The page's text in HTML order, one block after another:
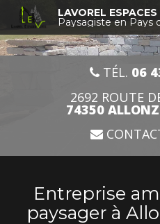
contenu
principal
LAVOREL ESPACES
Paysagiste en Pays
TÉL. 06
2692 ROUTE
74350
Entreprise
paysager à